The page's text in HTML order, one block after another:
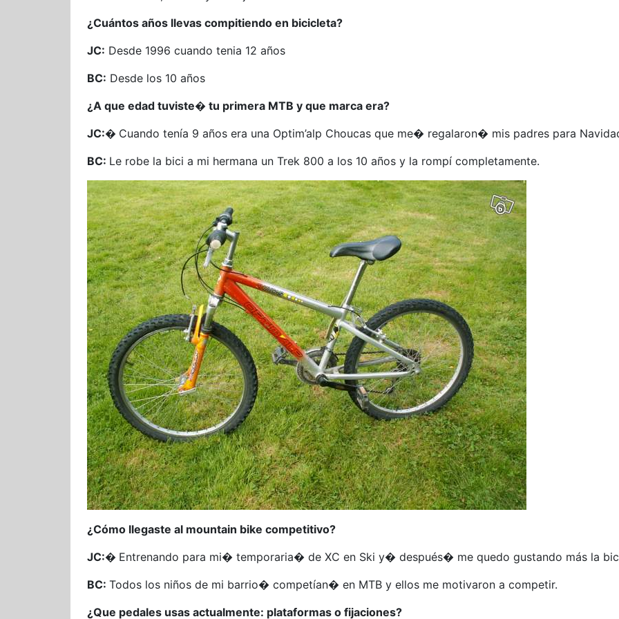
¿Cuántos años llevas compitiendo en bicicleta?
JC: Desde 1996 cuando tenia 12 años
BC: Desde los 10 años
¿A que edad tuviste� tu primera MTB y que marca era?
JC:� Cuando tenía 9 años era una Optim’alp Choucas que me� regalaron� mis padres para
BC: Le robe la bici a mi hermana un Trek 800 a los 10 años y la rompí completamente.
¿Cómo llegaste al mountain bike competitivo?
JC:� Entrenando para mi� temporaria� de XC en Ski y� después� me quedo gustando más la
BC: Todos los niños de mi barrio� competían� en MTB y ellos me motivaron a competir.
¿Que pedales usas actualmente: plataformas o fijaciones?